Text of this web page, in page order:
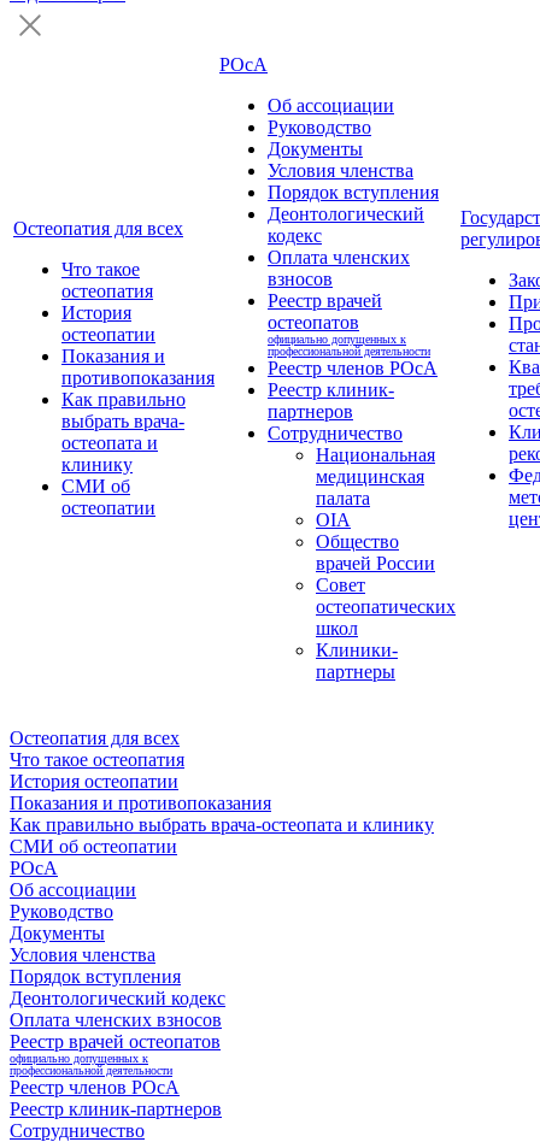
Остеопатия для всех
Что такое
остеопатия
История
остеопатии
Показания и
противопоказания
Как правильно
выбрать врача-
остеопата и
клинику
СМИ об
остеопатии
РОсА
Об ассоциации
Руководство
Документы
Условия членства
Порядок вступления
Деонтологический
кодекс
Оплата членских
взносов
Реестр врачей
остеопатов
официально допущенных к
профессиональной деятельности
Реестр членов РОсА
Реестр клиник-
партнеров
Сотрудничество
Национальная
медицинская
палата
OIA
Общество
врачей России
Совет
остеопатических
школ
Клиники-
партнеры
Остеопатия для всех
Что такое остеопатия
История остеопатии
Показания и противопоказания
Как правильно выбрать врача-остеопата и клинику
СМИ об остеопатии
РОсА
Об ассоциации
Руководство
Документы
Условия членства
Порядок вступления
Деонтологический кодекс
Оплата членских взносов
Реестр врачей остеопатов
официально допущенных к
профессиональной деятельности
Реестр членов РОсА
Реестр клиник-партнеров
Сотрудничество